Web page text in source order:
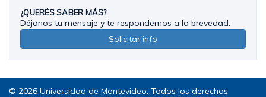
¿QUERÉS SABER MÁS?
Déjanos tu mensaje y te respondemos a la brevedad.
Solicitar info
© 2026 Universidad de Montevideo. Todos los derechos